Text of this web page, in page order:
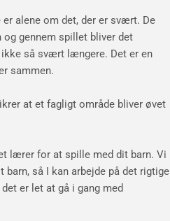
alene om det, der er svært. De
og gennem spillet bliver det
så svært længere. Det er en
sammen.
at et fagligt område bliver øvet
lærer for at spille med dit barn. Vi
så I kan arbejde på det rigtige
er let at gå i gang med